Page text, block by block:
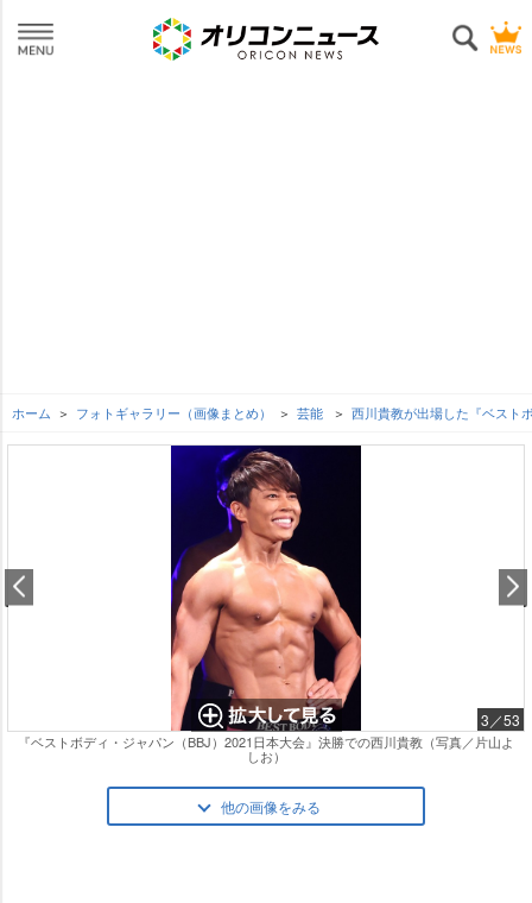
ホーム フォトギャラリー（画像まとめ） 芸能 西川貴教が出場した『ベスト
3／53
『ベストボディ・ジャパン（BBJ）2021日本大会』決勝での西川貴教（写真／片山よ
しお）
他の画像をみる